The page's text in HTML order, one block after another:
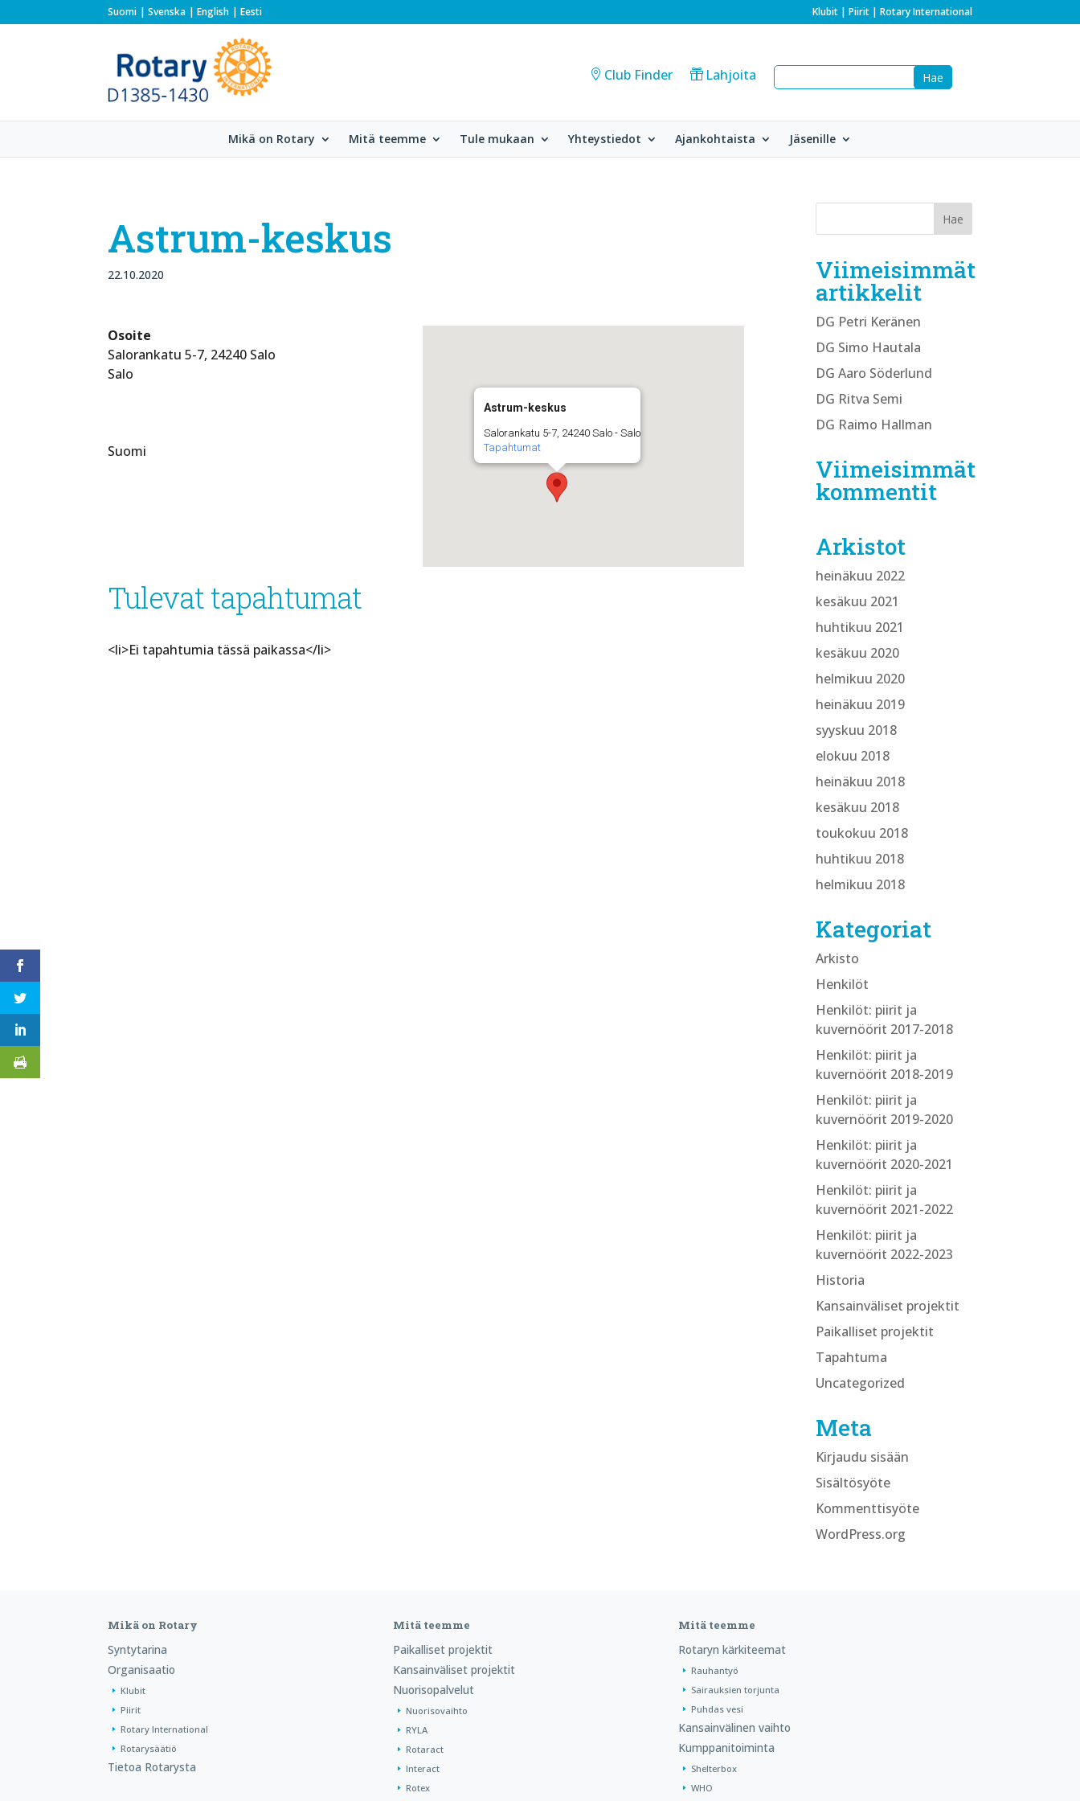
Suomi Svenska English Eesti Klubit| Piirit| Rotary International
Club Finder Lahjoita
Mikä on Rotary Mitä teemme Tule mukaan Yhteystiedot Ajankohtaista Jäsenille
Astrum-keskus
22.10.2020
Astrum-keskus
Salorankatu 5-7, 24240 Salo - Salo
Tapahtumat
Osoite
Salorankatu 5-7, 24240 Salo
Salo
Suomi
Tulevat tapahtumat
<li>Ei tapahtumia tässä paikassa</li>
Viimeisimmät
artikkelit
DG Petri Keränen
DG Simo Hautala
DG Aaro Söderlund
DG Ritva Semi
DG Raimo Hallman
Viimeisimmät
kommentit
Arkistot
heinäkuu 2022
kesäkuu 2021
huhtikuu 2021
kesäkuu 2020
helmikuu 2020
heinäkuu 2019
syyskuu 2018
elokuu 2018
heinäkuu 2018
kesäkuu 2018
toukokuu 2018
huhtikuu 2018
helmikuu 2018
Kategoriat
Arkisto
Henkilöt
Henkilöt: piirit ja
kuvernöörit 2017-2018
Henkilöt: piirit ja
kuvernöörit 2018-2019
Henkilöt: piirit ja
kuvernöörit 2019-2020
Henkilöt: piirit ja
kuvernöörit 2020-2021
Henkilöt: piirit ja
kuvernöörit 2021-2022
Henkilöt: piirit ja
kuvernöörit 2022-2023
Historia
Kansainväliset projektit
Paikalliset projektit
Tapahtuma
Uncategorized
Meta
Kirjaudu sisään
Sisältösyöte
Kommenttisyöte
WordPress.org
Mikä on Rotary
Syntytarina
Organisaatio
Klubit
Piirit
Rotary International
Rotarysäätiö
Tietoa Rotarysta
Mitä teemme
Paikalliset projektit
Kansainväliset projektit
Nuorisopalvelut
Nuorisovaihto
RYLA
Rotaract
Interact
Rotex
Mitä teemme
Rotaryn kärkiteemat
Rauhantyö
Sairauksien torjunta
Puhdas vesi
Kansainvälinen vaihto
Kumppanitoiminta
Shelterbox
WHO